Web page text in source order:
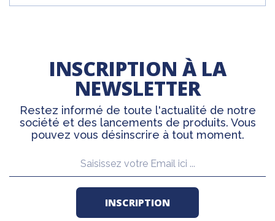
INSCRIPTION À LA
NEWSLETTER
Restez informé de toute l'actualité de notre
société et des lancements de produits. Vous
pouvez vous désinscrire à tout moment.